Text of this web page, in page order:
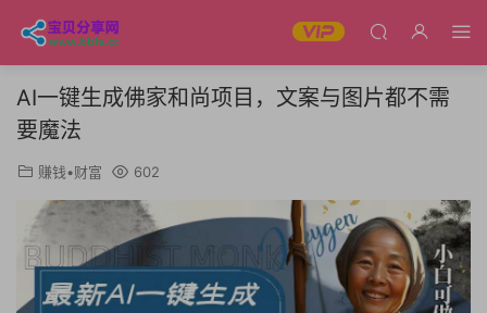
AI一键生成佛家和尚项目，文案与图片都不需
要魔法
赚钱•财富 602